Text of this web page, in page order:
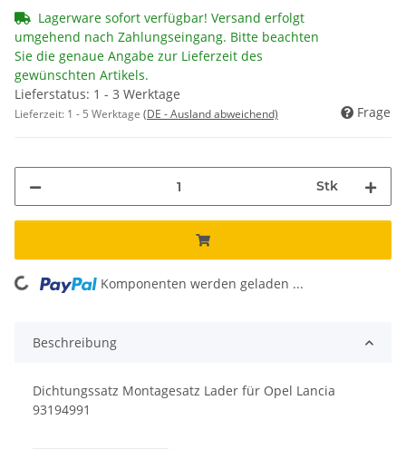
Lagerware sofort verfügbar! Versand erfolgt
umgehend nach Zahlungseingang. Bitte beachten
Sie die genaue Angabe zur Lieferzeit des
gewünschten Artikels.
Lieferstatus: 1 - 3 Werktage
Lieferzeit: 1 - 5 Werktage (DE - Ausland abweichend) Frage
Stk
Loading... Komponenten werden geladen ...
Beschreibung
Dichtungssatz Montagesatz Lader für Opel Lancia
93194991